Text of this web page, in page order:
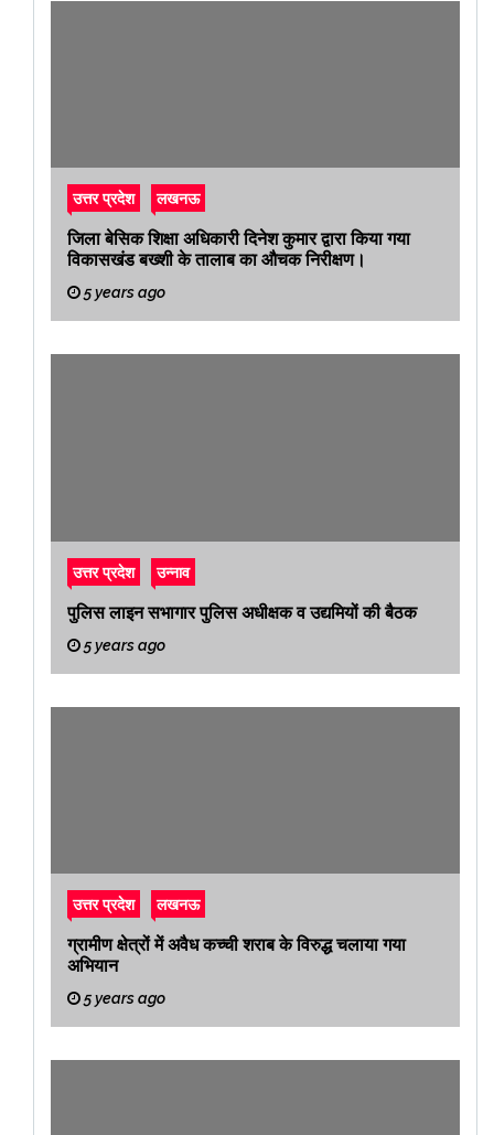
उत्तर प्रदेश लखनऊ
जिला बेसिक शिक्षा अधिकारी दिनेश कुमार द्वारा किया गया
विकासखंड बख्शी के तालाब का औचक निरीक्षण।
5 years ago
उत्तर प्रदेश उन्नाव
पुलिस लाइन सभागार पुलिस अधीक्षक व उद्यमियों की बैठक
5 years ago
उत्तर प्रदेश लखनऊ
ग्रामीण क्षेत्रों में अवैध कच्ची शराब के विरुद्ध चलाया गया
अभियान
5 years ago